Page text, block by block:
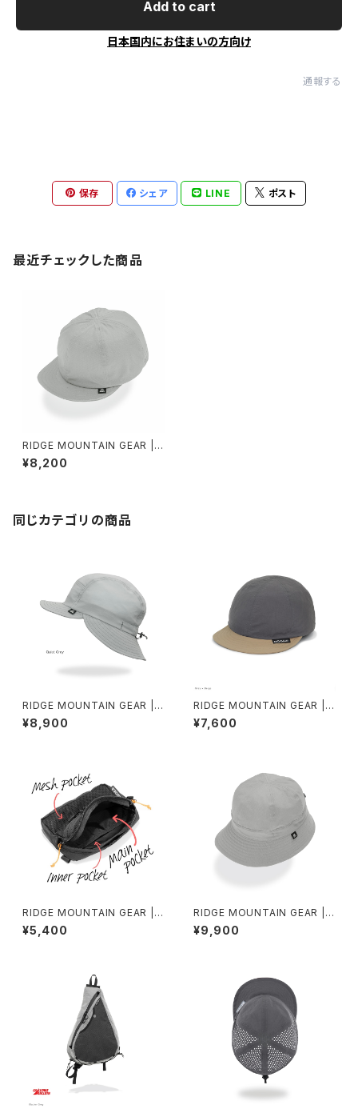
Add to cart
日本国内にお住まいの方向け
通報する
保存 シェア LINE ポスト
最近チェックした商品
RIDGE MOUNTAIN GEAR | B
asic Cap NT 2026
¥8,200
同じカテゴリの商品
RIDGE MOUNTAIN GEAR | S
hade Cap
¥8,900
RIDGE MOUNTAIN GEAR | B
asic Cap Bicolor
¥7,600
RIDGE MOUNTAIN GEAR | S
ide Increase
¥5,400
RIDGE MOUNTAIN GEAR | E
nough Hat NT 2026
¥9,900